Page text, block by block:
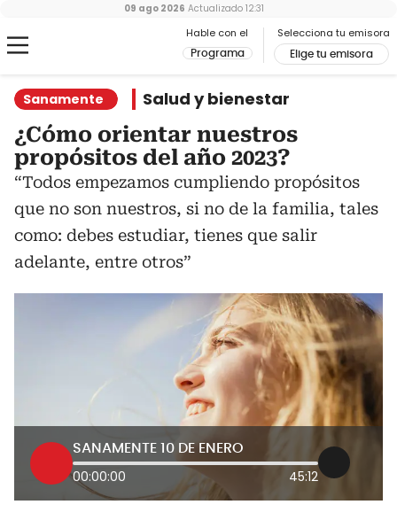
Hable con el
Programa
Selecciona tu emisora
Elige tu emisora
09 ago 2026 Actualizado 12:31
Sanamente Salud y bienestar
¿Cómo orientar nuestros
propósitos del año 2023?
“Todos empezamos cumpliendo propósitos
que no son nuestros, si no de la familia, tales
como: debes estudiar, tienes que salir
adelante, entre otros”
SANAMENTE 10 DE ENERO
00:00:00 45:12